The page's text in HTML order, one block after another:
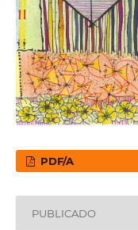
PDF/A
PUBLICADO